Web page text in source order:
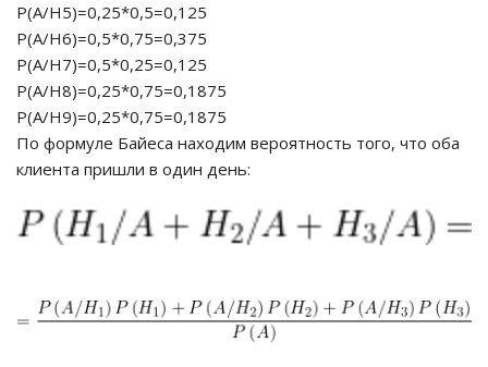
P(A/Н5)=0,25*0,5=0,125
P(A/H6)=0,5*0,75=0,375
P(A/H7)=0,5*0,25=0,125
P(A/H8)=0,25*0,75=0,1875
P(A/H9)=0,25*0,75=0,1875
По формуле Байеса находим вероятность того, что оба
клиента пришли в один день: